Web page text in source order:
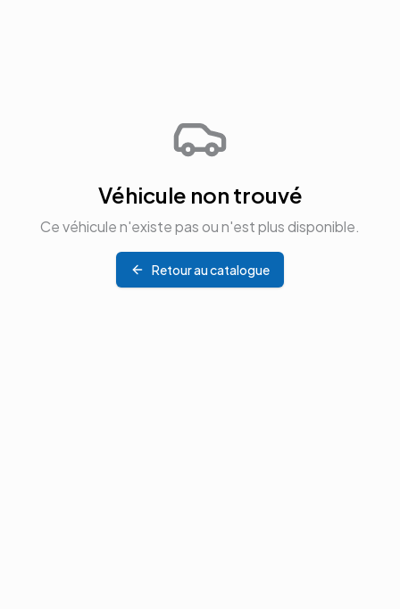
Véhicule non trouvé
Ce véhicule n'existe pas ou n'est plus disponible.
Retour au catalogue